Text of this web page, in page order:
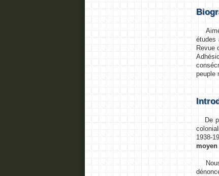
Aimé
études
Revue
peuple
De
1938-
Nous